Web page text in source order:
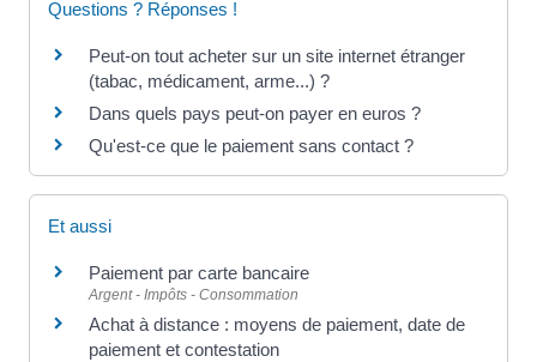
Questions ? Réponses !
Peut-on tout acheter sur un site internet étranger
(tabac, médicament, arme...) ?
Dans quels pays peut-on payer en euros ?
Qu'est-ce que le paiement sans contact ?
Et aussi
Paiement par carte bancaire
Argent - Impôts - Consommation
Achat à distance : moyens de paiement, date de
paiement et contestation